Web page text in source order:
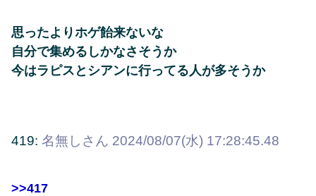
思ったよりホゲ飴来ないな
自分で集めるしかなさそうか
今はラピスとシアンに行ってる人が多そうか
419: 名無しさん 2024/08/07(水) 17:28:45.48
>>417